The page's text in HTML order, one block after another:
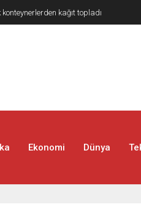
birden vurdu
Ekonomi Dünya